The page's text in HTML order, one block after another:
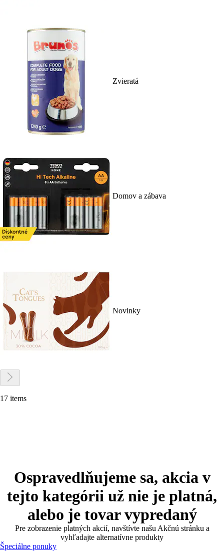
Zvieratá
Domov a zábava
Novinky
17 items
Ospravedlňujeme sa, akcia v
tejto kategórii už nie je platná,
alebo je tovar vypredaný
Pre zobrazenie platných akcií, navštívte našu Akčnú stránku a
vyhľadajte alternatívne produkty
Špeciálne ponuky